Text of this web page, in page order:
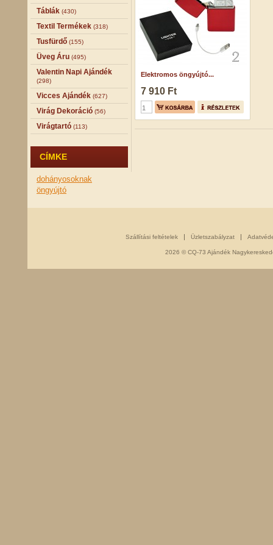
Táblák (430)
Textil Termékek (318)
Tusfürdő (155)
Üveg Áru (495)
Valentin Napi Ajándék
(298)
Vicces Ajándék (627)
Virág Dekoráció (56)
Virágtartó (113)
CÍMKE
dohányosoknak
öngyújtó
Elektromos öngyújtó...
7 910 Ft
Szállítási feltételek Üzletszabályzat
2026 © CQ-73 Ajándék